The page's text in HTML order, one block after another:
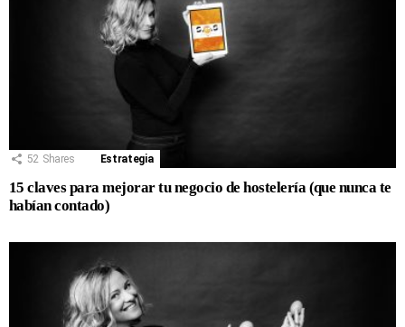
52 Shares Estrategia
15 claves para mejorar tu negocio de hostelería (que nunca te
habían contado)